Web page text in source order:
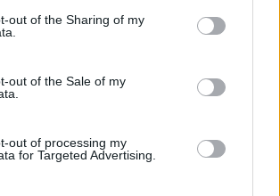
out of the Sharing of my
out of the Sale of my
out of processing my
for Targeted Advertising.
02 gennaio 2027
LEAGUE Tottenham
06 gennaio 2027